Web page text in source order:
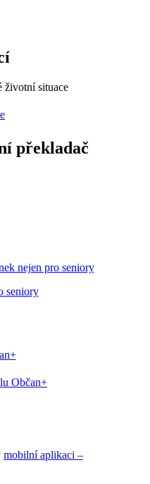
životní situace
překladač
nejen pro seniory
Občan+
mobilní aplikaci –